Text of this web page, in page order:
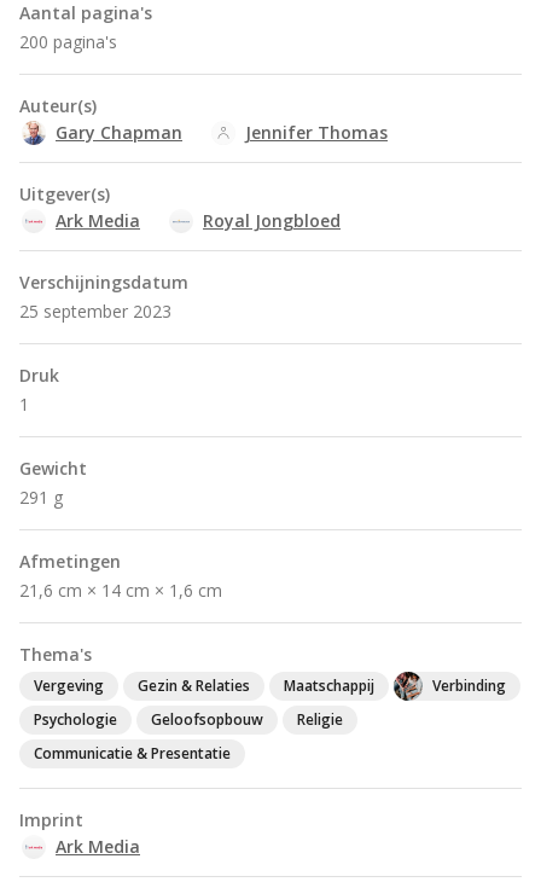
Aantal pagina's
200 pagina's
Auteur(s)
Gary Chapman
Jennifer Thomas
Uitgever(s)
Ark Media
Royal Jongbloed
Verschijningsdatum
25 september 2023
Druk
1
Gewicht
291 g
Afmetingen
21,6 cm × 14 cm × 1,6 cm
Thema's
Vergeving Gezin & Relaties Maatschappij
Verbinding
Psychologie
Geloofsopbouw
Religie
Communicatie & Presentatie
Imprint
Ark Media